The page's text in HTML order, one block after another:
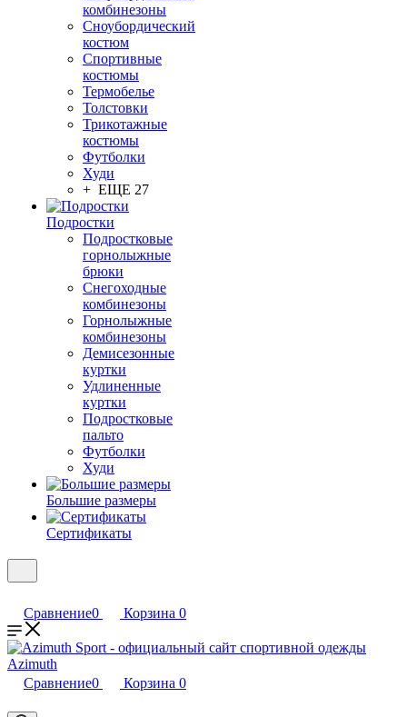
комбинезоны
Сноубордический
костюм
Спортивные
костюмы
Термобелье
Толстовки
Трикотажные
костюмы
Футболки
Худи
+ ЕЩЕ 27
Подростки
Подростковые
горнолыжные
брюки
Снегоходные
комбинезоны
Горнолыжные
комбинезоны
Демисезонные
куртки
Удлиненные
куртки
Подростковые
пальто
Футболки
Худи
Большие размеры
Сертификаты
Сравнение0 Корзина 0
Сравнение0 Корзина 0